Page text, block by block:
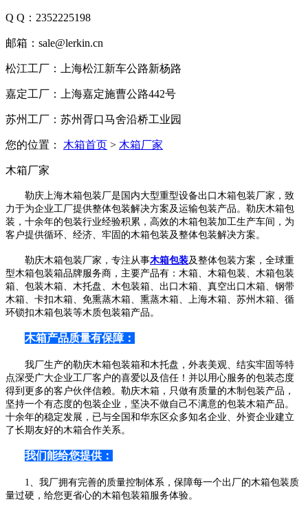
Q Q：2352225198
邮箱：sale@lerkin.cn
松江工厂：上海松江新车公路新杨路
嘉定工厂：上海嘉定施曹公路442号
苏州工厂：苏州胥口马舍沿桥工业园
您的位置： 木箱首页 > 木箱厂家
木箱厂家
勒庆上海木箱包装厂是国内大型重型设备出口木箱包装厂家，致
力于为企业工厂提供整体包装解决方案及运输包装产品。勒庆木箱包
装，十余年的包装行业经验积累，高效的木箱包装加工生产车间，为
客户提供循环、经济、牢固的木箱包装及整体包装解决方案。
勒庆木箱包装厂家，专注从事木箱包装及整体包装方案，全球重
型木箱包装箱品牌服务商，主要产品有：木箱、木箱包装、木箱包装
箱、包装木箱、木托盘、木包装箱、出口木箱、真空出口木箱、钢带
木箱、卡扣木箱、免熏蒸木箱、熏蒸木箱、上海木箱、苏州木箱、循
环锁扣木箱包装等木质包装箱产品。
木箱产品质量有保障：
我厂生产的勒庆木箱包装箱和木托盘，外表美观、结实牢固等特
点深受广大企业工厂客户的喜爱以及信任！并以用心服务的包装态度
得到更多的客户伙伴信赖。勒庆木箱，只做有质量的木制包装产品，
坚持一个有态度的包装企业，坚决不做自己不满意的包装木箱产品。
十余年的稳定发展，已与全国和华东区众多知名企业、外资企业建立
了长期友好的木箱合作关系。
我们能给您提供：
1、我厂拥有完善的质量控制体系，保障每一个出厂的木箱包装质
量过硬，给您更省心的木箱包装箱服务体验。